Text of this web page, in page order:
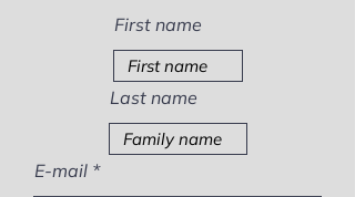
First name
Last name
E-mail